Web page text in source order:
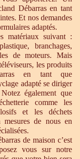
Débarras en tant
Et nos demandes
adaptés.
matériaux suivant :
branchages,
de moteurs. Mais
les produits
en tant que
adapté se diriger
également que
comme les
et les déchets
de nous en
de maison c’est
vous sur notre